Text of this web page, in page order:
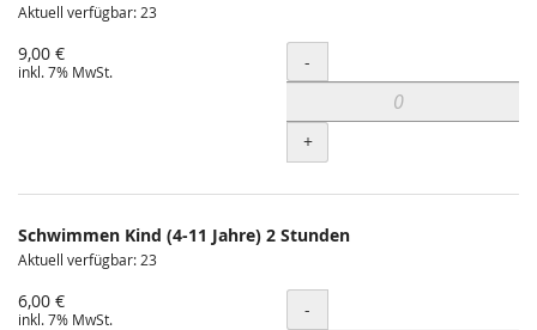
Aktuell verfügbar: 23
9,00 €
inkl. 7% MwSt. Menge
-
+
Schwimmen Kind (4-11 Jahre) 2 Stunden
Aktuell verfügbar: 23
6,00 €
inkl. 7% MwSt. Menge
-